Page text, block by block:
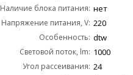
Наличие блока питания: нет
Напряжение питания, V: 220
Особенность: dtw
Световой поток, lm: 1000
Угол рассеивания: 24